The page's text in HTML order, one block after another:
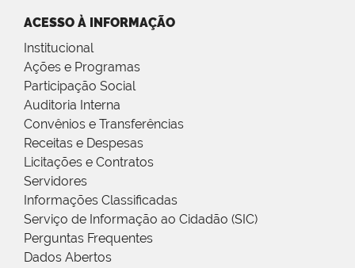
ACESSO À INFORMAÇÃO
Institucional
Ações e Programas
Participação Social
Auditoria Interna
Convênios e Transferências
Receitas e Despesas
Licitações e Contratos
Servidores
Informações Classificadas
Serviço de Informação ao Cidadão (SIC)
Perguntas Frequentes
Dados Abertos